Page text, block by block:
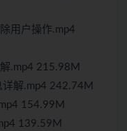
用户操作.mp4
.mp4 215.98M
解.mp4 242.74M
154.99M
139.59M